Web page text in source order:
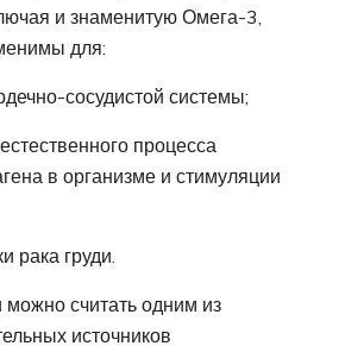
и знаменитую Омега-3,
для:
сосудистой системы;
процесса
в организме и стимуляции
рака груди.
можно считать одним из
источников